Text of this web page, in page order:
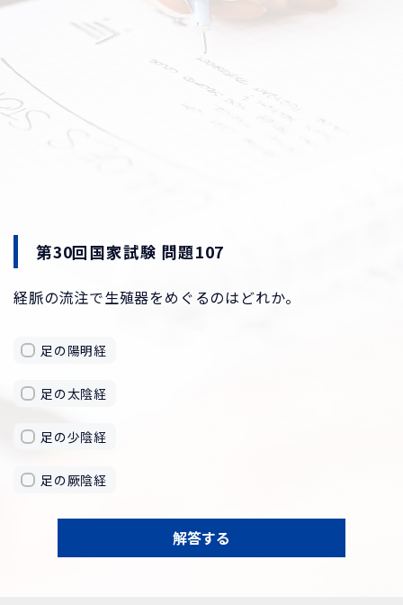
第30回国家試験 問題107
経脈の流注で生殖器をめぐるのはどれか。
足の陽明経
足の太陰経
足の少陰経
足の厥陰経
解答する